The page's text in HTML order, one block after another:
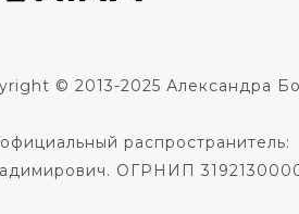
© 2013-2025 Александра
распространитель:
ОГРНИП